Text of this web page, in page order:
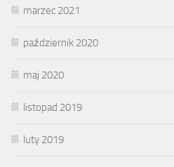
marzec 2021
październik 2020
maj 2020
listopad 2019
luty 2019